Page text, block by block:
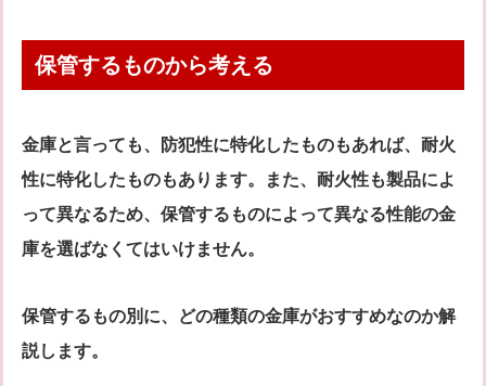
保管するものから考える
金庫と言っても、防犯性に特化したものもあれば、耐火
性に特化したものもあります。また、耐火性も製品によ
って異なるため、保管するものによって異なる性能の金
庫を選ばなくてはいけません。
保管するもの別に、どの種類の金庫がおすすめなのか解
説します。